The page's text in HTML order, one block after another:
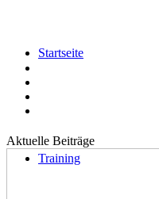
Startseite
Training
Aktuelle Beiträge